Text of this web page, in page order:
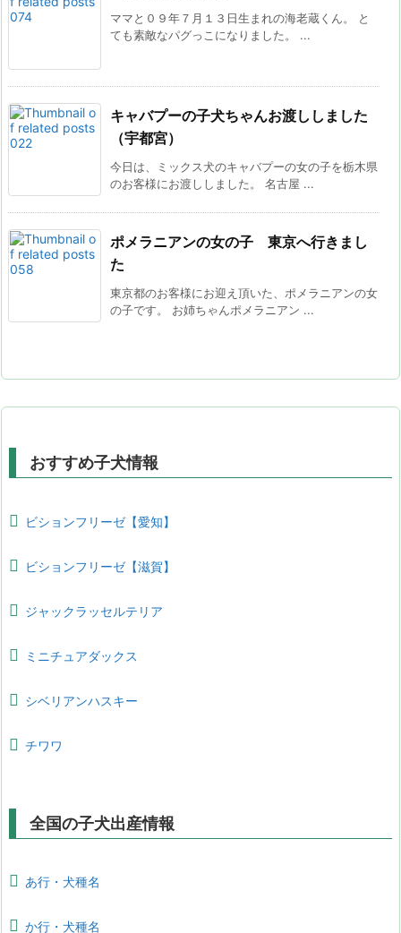
ママと０９年７月１３日生まれの海老蔵くん。 と
ても素敵なパグっこになりました。 ...
キャバプーの子犬ちゃんお渡ししました
（宇都宮）
今日は、ミックス犬のキャバプーの女の子を栃木県
のお客様にお渡ししました。 名古屋 ...
ポメラニアンの女の子 東京へ行きまし
た
東京都のお客様にお迎え頂いた、ポメラニアンの女
の子です。 お姉ちゃんポメラニアン ...
おすすめ子犬情報
ビションフリーゼ【愛知】
ビションフリーゼ【滋賀】
ジャックラッセルテリア
ミニチュアダックス
シベリアンハスキー
チワワ
全国の子犬出産情報
あ行・犬種名
か行・犬種名